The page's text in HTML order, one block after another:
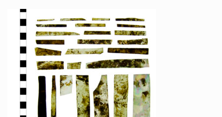
Algemeen: de glazenier
Uitwerking: Zutphen-Dieserstraat, 1583-1600
Uitwerking: Oldenzaal-Boterstraat, 1650-1700
Quickscan: Groenlo-Nieuwstad, 1650-1800
Quickscan: Groenlo-Notenboomstraat, 1700-
1750